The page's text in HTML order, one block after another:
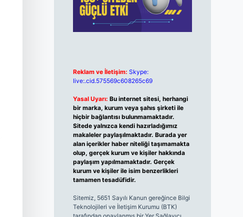
Reklam ve İletişim: Skype:
live:.cid.575569c608265c69
Yasal Uyarı: Bu internet sitesi, herhangi
bir marka, kurum veya şahıs şirketi ile
hiçbir bağlantısı bulunmamaktadır.
Sitede yalnızca kendi hazırladığımız
makaleler paylaşılmaktadır. Burada yer
alan içerikler haber niteliği taşımamakta
olup, gerçek kurum ve kişiler hakkında
paylaşım yapılmamaktadır. Gerçek
kurum ve kişiler ile isim benzerlikleri
tamamen tesadüfidir.
Sitemiz, 5651 Sayılı Kanun gereğince Bilgi
Teknolojileri ve İletişim Kurumu (BTK)